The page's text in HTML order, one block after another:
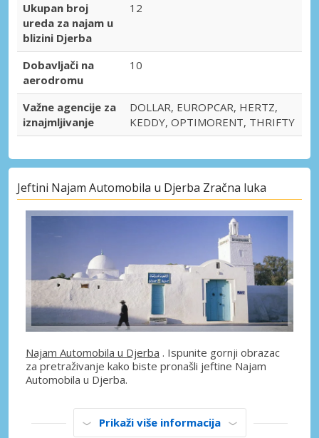
Ukupan broj
ureda za najam u
blizini Djerba
12
Dobavljači na
aerodromu
10
Važne agencije za
iznajmljivanje
DOLLAR, EUROPCAR, HERTZ,
KEDDY, OPTIMORENT, THRIFTY
Jeftini Najam Automobila u Djerba Zračna luka
Najam Automobila u Djerba . Ispunite gornji obrazac
za pretraživanje kako biste pronašli jeftine Najam
Automobila u Djerba.
Prikaži više informacija